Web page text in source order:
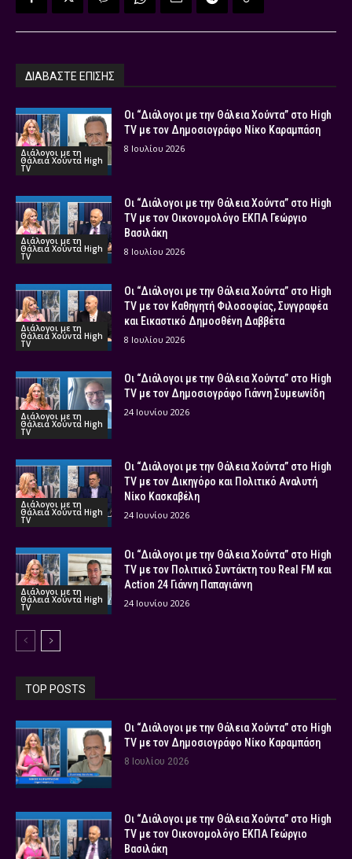
ΔΙΑΒΑΣΤΕ ΕΠΙΣΗΣ
Διάλογοι με τη
Θάλεια Χούντα High
TV
Οι “Διάλογοι με την Θάλεια Χούντα” στο High
TV με τον Δημοσιογράφο Νίκο Καραμπάση
8 Ιουλίου 2026
Διάλογοι με τη
Θάλεια Χούντα High
TV
Οι “Διάλογοι με την Θάλεια Χούντα” στο High
TV με τον Οικονομολόγο ΕΚΠΑ Γεώργιο
Βασιλάκη
8 Ιουλίου 2026
Διάλογοι με τη
Θάλεια Χούντα High
TV
Οι “Διάλογοι με την Θάλεια Χούντα” στο High
TV με τον Καθηγητή Φιλοσοφίας, Συγγραφέα
και Εικαστικό Δημοσθένη Δαββέτα
8 Ιουλίου 2026
Διάλογοι με τη
Θάλεια Χούντα High
TV
Οι “Διάλογοι με την Θάλεια Χούντα” στο High
TV με τον Δημοσιογράφο Γιάννη Συμεωνίδη
24 Ιουνίου 2026
Διάλογοι με τη
Θάλεια Χούντα High
TV
Οι “Διάλογοι με την Θάλεια Χούντα” στο High
TV με τον Δικηγόρο και Πολιτικό Αναλυτή
Νίκο Κασκαβέλη
24 Ιουνίου 2026
Διάλογοι με τη
Θάλεια Χούντα High
TV
Οι “Διάλογοι με την Θάλεια Χούντα” στο High
TV με τον Πολιτικό Συντάκτη του Real FM και
Action 24 Γιάννη Παπαγιάννη
24 Ιουνίου 2026
TOP POSTS
Οι “Διάλογοι με την Θάλεια Χούντα” στο High
TV με τον Δημοσιογράφο Νίκο Καραμπάση
8 Ιουλίου 2026
Οι “Διάλογοι με την Θάλεια Χούντα” στο High
TV με τον Οικονομολόγο ΕΚΠΑ Γεώργιο
Βασιλάκη